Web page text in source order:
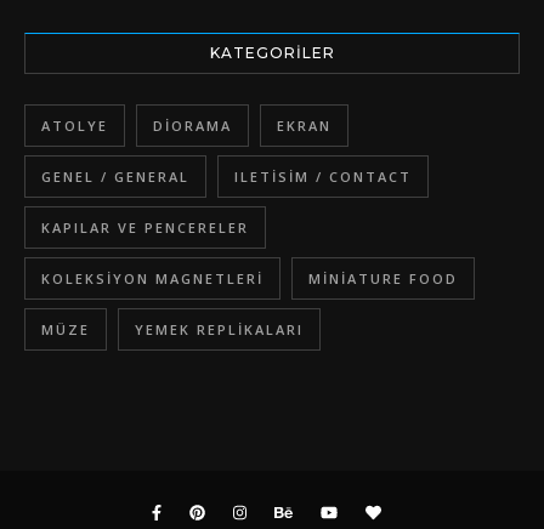
KATEGORILER
ATOLYE DIORAMA EKRAN
GENEL / GENERAL ILETISIM / CONTACT
KAPILAR VE PENCERELER
KOLEKSIYON MAGNETLERI MINIATURE FOOD
MÜZE YEMEK REPLIKALARI